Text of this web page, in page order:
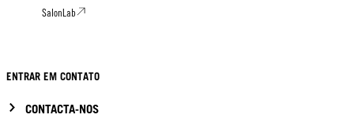
SalonLab
ENTRAR EM CONTATO
CONTACTA-NOS